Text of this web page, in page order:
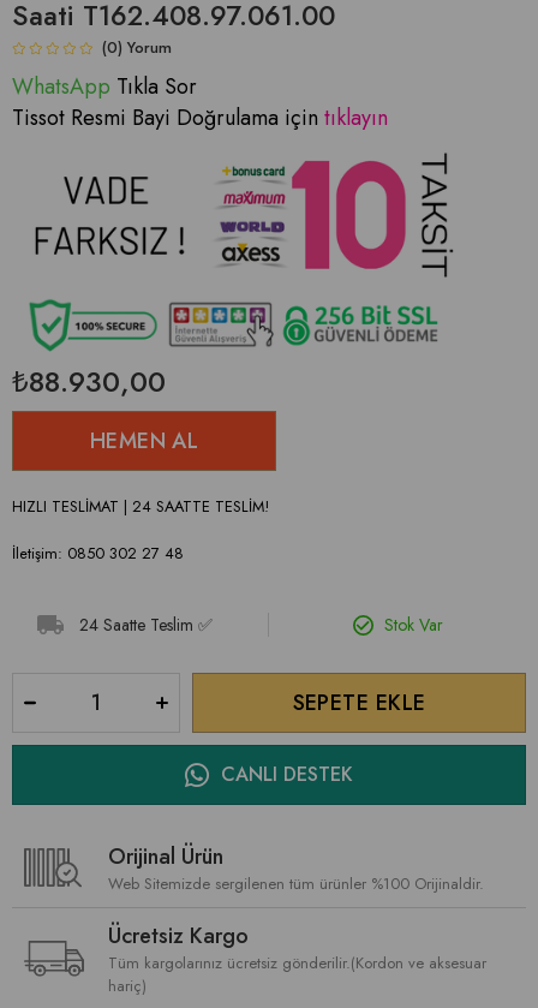
Saati T162.408.97.061.00
(0)
WhatsApp Tıkla Sor
Tissot Resmi Bayi Doğrulama için tıklayın
₺88.930,00
HIZLI TESLİMAT | 24 SAATTE TESLİM!
İletişim: 0850 302 27 48
24 Saatte Teslim ✅ Stok Var
CANLI DESTEK
Orijinal Ürün
Web Sitemizde sergilenen tüm ürünler %100 Orijinaldir.
Ücretsiz Kargo
Tüm kargolarınız ücretsiz gönderilir.(Kordon ve aksesuar
hariç)